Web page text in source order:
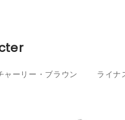
ャーリー・ブラウン ライナ